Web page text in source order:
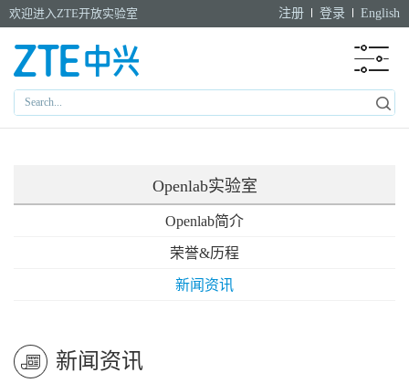
欢迎进入ZTE开放实验室 注册 登录 English
Openlab实验室
Openlab简介
荣誉&历程
新闻资讯
新闻资讯